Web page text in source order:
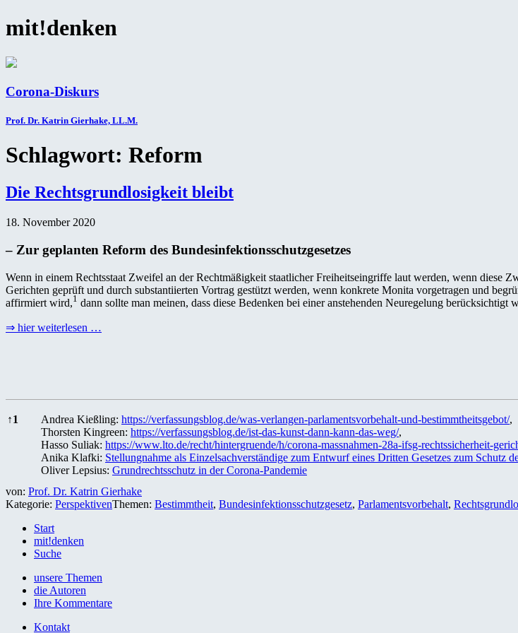
mit!denken
Corona-Diskurs
Prof. Dr. Katrin Gierhake, LL.M.
Schlagwort: Reform
Die Rechtsgrundlosigkeit bleibt
18. November 2020
– Zur geplanten Reform des Bundesinfektionsschutzgesetzes
Wenn in einem Rechtsstaat Zweifel an der Rechtmäßigkeit staatlicher Freiheitseingriffe laut werden, wenn diese
Gerichten geprüft und durch substantiierten Vortrag gestützt werden, wenn konkrete Monita vorgetragen und
affirmiert wird,1 dann sollte man meinen, dass diese Bedenken bei einer anstehenden Neuregelung berücksichtigt
⇒ hier weiterlesen …
References
↑1 Andrea Kießling: https://verfassungsblog.de/was-verlangen-parlamentsvorbehalt-und-bestimmtheitsgebot/,
Thorsten Kingreen: https://verfassungsblog.de/ist-das-kunst-dann-kann-das-weg/,
Hasso Suliak: https://www.lto.de/recht/hintergruende/h/corona-massnahmen-28a-ifsg-rechtssicherheit-
Anika Klafki: Stellungnahme als Einzelsachverständige zum Entwurf eines Dritten Gesetzes zum
Oliver Lepsius: Grundrechtsschutz in der Corona-Pandemie
von: Prof. Dr. Katrin Gierhake
Kategorie: PerspektivenThemen: Bestimmtheit, Bundesinfektionsschutzgesetz, Parlamentsvorbehalt,
Start
mit!denken
Suche
unsere Themen
die Autoren
Ihre Kommentare
Kontakt